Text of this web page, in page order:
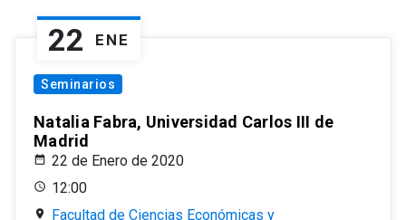
22 ENE
Seminarios
Natalia Fabra, Universidad Carlos III de
Madrid
22 de Enero de 2020
12:00
Facultad de Ciencias Económicas y